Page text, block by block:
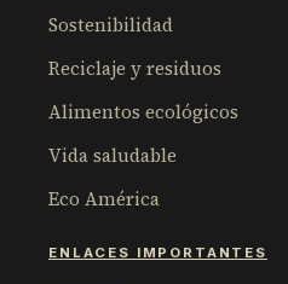
Sostenibilidad
Reciclaje y residuos
Alimentos ecológicos
Vida saludable
Eco América
ENLACES IMPORTANTES